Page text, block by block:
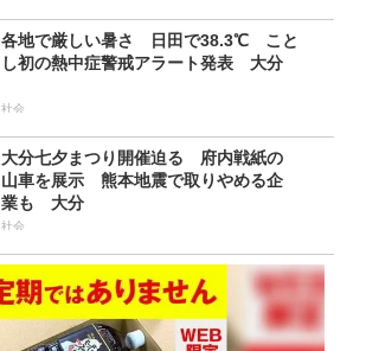
各地で厳しい暑さ 日田で38.3℃ こと
し初の熱中症警戒アラート発表 大分
社会
大分七夕まつり開催迫る 府内戦紙の
山車を展示 熊本地震で取りやめる企
業も 大分
社会